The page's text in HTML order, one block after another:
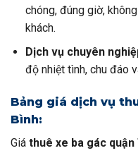
chóng, đúng giờ,
khách.
Dịch vụ chuyên
độ nhiệt tình, chu đáo
Bảng giá dịch vụ
Bình:
Giá thuê xe ba gác quận